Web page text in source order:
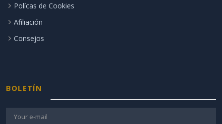
Polícas de Cookies
Afiliación
Consejos
BOLETÍN